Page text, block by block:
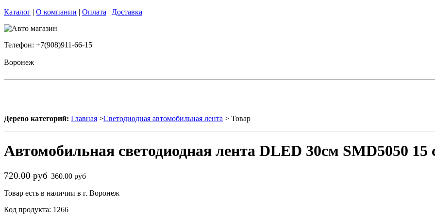
Каталог | О компании | Оплата | Доставка
Телефон: +7(908)911-66-15
Воронеж
Дерево категорий: Главная >Светодиодная автомобильная лента > Товар
Автомобильная светодиодная лента DLED 30см SMD5050 15
720.00 руб 360.00 руб
Товар есть в наличии в г. Воронеж
Код продукта: 1266